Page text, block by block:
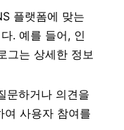
플랫폼에 맞는
. 예를 들어, 인
그는 상세한 정보
문하거나 의견을
여 사용자 참여를